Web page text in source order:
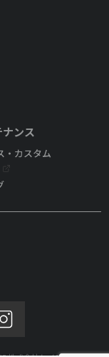
ンス
・カスタム